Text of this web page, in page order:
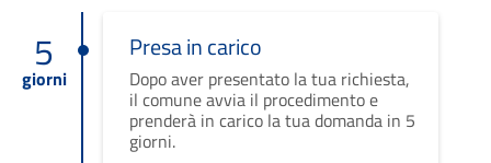
5
giorni
Presa in carico
Dopo aver presentato la tua richiesta,
il comune avvia il procedimento e
prenderà in carico la tua domanda in 5
giorni.